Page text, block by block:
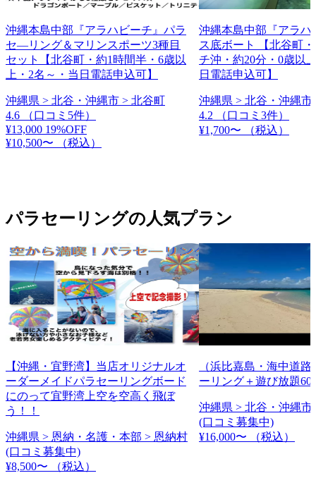
沖縄本島中部『アラハビーチ』パラ
セ―リング＆マリンスポーツ3種目
セット【北谷町・約1時間半・6歳以
上・2名～・当日電話申込可】
沖縄県 > 北谷・沖縄市 > 北谷町
4.6
（口コミ5件）
¥13,000 19%OFF
¥10,500〜
（税込）
沖縄本島中部『アラハ
ス底ボート 【北谷町
チ沖・約20分・0歳以
日電話申込可】
沖縄県 > 北谷・沖縄市
4.2
（口コミ3件）
¥1,700〜
（税込）
パラセーリングの人気プラン
【沖縄・宜野湾】当店オリジナルオ
ーダーメイドパラセーリングボード
にのって宜野湾上空を空高く飛ぼ
う！！
沖縄県 > 恩納・名護・本部 > 恩納村
(口コミ募集中)
¥8,500〜
（税込）
（浜比嘉島・海中道
ーリング＋遊び放題60
沖縄県 > 北谷・沖縄市
(口コミ募集中)
¥16,000〜
（税込）